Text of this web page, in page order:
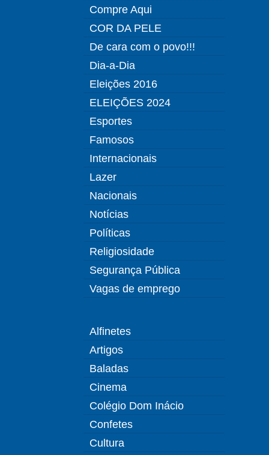
Compre Aqui
COR DA PELE
De cara com o povo!!!
Dia-a-Dia
Eleições 2016
ELEIÇÕES 2024
Esportes
Famosos
Internacionais
Lazer
Nacionais
Notícias
Políticas
Religiosidade
Segurança Pública
Vagas de emprego
Alfinetes
Artigos
Baladas
Cinema
Colégio Dom Inácio
Confetes
Cultura